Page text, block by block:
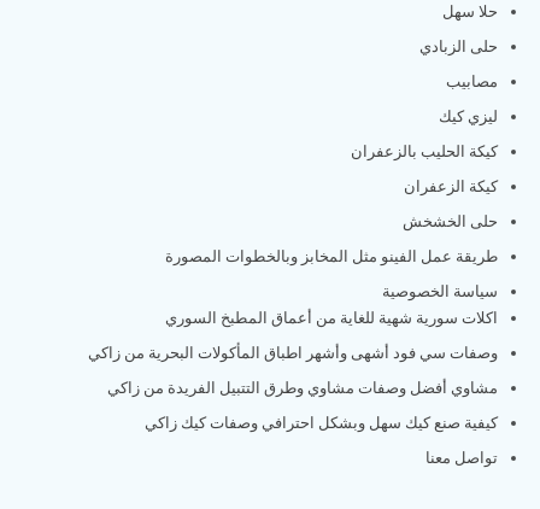
حلا سهل
حلى الزبادي
مصابيب
ليزي كيك
كيكة الحليب بالزعفران
كيكة الزعفران
حلى الخشخش
طريقة عمل الفينو مثل المخابز وبالخطوات المصورة
سياسة الخصوصية
اكلات سورية شهية للغاية من أعماق المطبخ السوري
وصفات سي فود أشهى وأشهر اطباق المأكولات البحرية من زاكي
مشاوي أفضل وصفات مشاوي وطرق التتبيل الفريدة من زاكي
كيفية صنع كيك سهل وبشكل احترافي وصفات كيك زاكي
تواصل معنا